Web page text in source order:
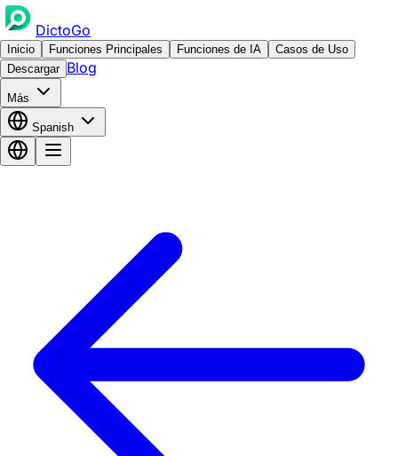
DictoGo
Inicio Funciones Principales Funciones de IA
Casos de Uso
Descargar Blog
Más
Spanish